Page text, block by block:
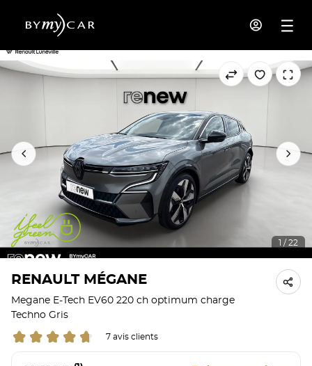
1 / 22
RENAULT MÉGANE
Megane E-Tech EV60 220 ch optimum charge
Techno Gris
7 avis clients